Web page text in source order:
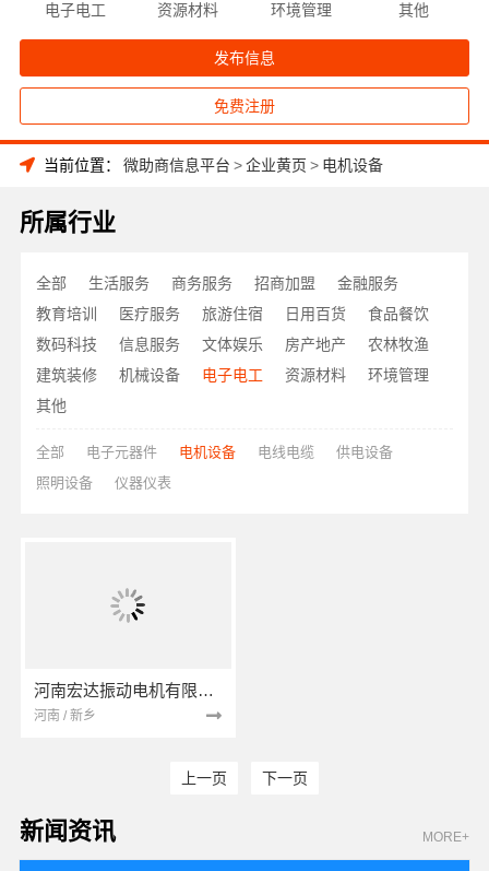
电子电工 资源材料 环境管理 其他
发布信息
免费注册
当前位置： 微助商信息平台 >企业黄页 > 电机设备
所属行业
全部 生活服务 商务服务 招商加盟
金融服务
教育培训
医疗服务 旅游住宿 日用百货
食品餐饮
数码科技
信息服务 文体娱乐 房产地产
农林牧渔
建筑装修
机械设备 电子电工 资源材料
环境管理
其他
全部 电子元器件 电机设备 电线电缆
供电设备
照明设备
仪器仪表
河南宏达振动电机有限公司
河南 / 新乡
上一页 下一页
新闻资讯 MORE+